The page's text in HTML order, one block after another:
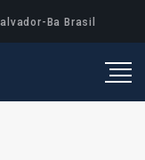
Ba Brasil